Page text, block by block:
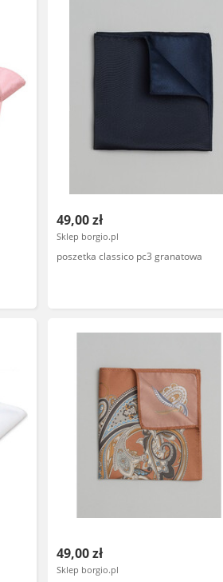
49,00 zł
Sklep borgio.pl
poszetka classico pc3 granatowa
49,00 zł
Sklep borgio.pl